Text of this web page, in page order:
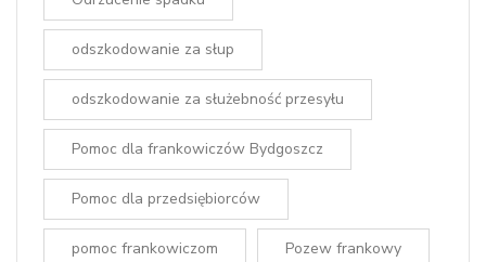
odszkodowanie za słup
odszkodowanie za służebność przesyłu
Pomoc dla frankowiczów Bydgoszcz
Pomoc dla przedsiębiorców
pomoc frankowiczom Pozew frankowy